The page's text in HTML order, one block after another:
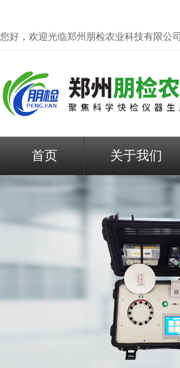
您好，欢迎光临郑州朋检农业科技有限公司
首页 关于我们